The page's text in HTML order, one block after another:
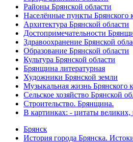
Районы Брянской области
Населённые пункты Брянского
Архитектура Брянской области
Достопримечательности
Здравоохранение Брянской
Образование Брянской области
Культура Брянской области
Брянщина литературная
Художники Брянской земли
Музыкальная жизнь Брянского
Сельское хозяйство Брянской
Строительство. Брянщина.
В картинках: - цитаты
Брянск
История города Брянска.